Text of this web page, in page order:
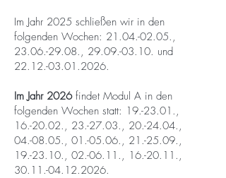
Im Jahr 2025 schließen wir in den
folgenden Wochen: 21.04.-02.05.,
23.06.-29.08., 29.09.-03.10. und
22.12.-03.01.2026.
Im Jahr 2026findet Modul A in den
folgenden Wochen statt: 19.-23.01.,
16.-20.02., 23.-27.03., 20.-24.04.,
04.-08.05., 01.-05.06., 21.-25.09.,
19.-23.10., 02.-06.11., 16.-20.11.,
30.11.-04.12.2026.